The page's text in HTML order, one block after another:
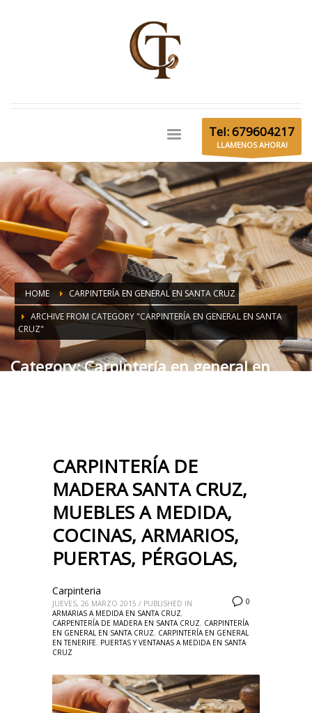
Tel: 679604217
LLAMENOS AHORA!
HOME
CARPINTERÍA EN GENERAL EN SANTA CRUZ
ARCHIVE FROM CATEGORY "CARPINTERÍA EN GENERAL EN SANTA
CRUZ"
Category: Carpintería en general en
CARPINTERÍA DE
MADERA SANTA CRUZ,
MUEBLES A MEDIDA,
COCINAS, ARMARIOS,
PUERTAS, PÉRGOLAS,
0
Carpinteria
JUEVES, 26 MARZO 2015 / PUBLISHED IN
ARMARIAS A MEDIDA EN SANTA CRUZ,
CARPENTERÍA DE MADERA EN SANTA CRUZ, CARPINTERÍA
EN GENERAL EN SANTA CRUZ, CARPINTERÍA EN GENERAL
EN TENERIFE, PUERTAS Y VENTANAS A MEDIDA EN SANTA
CRUZ